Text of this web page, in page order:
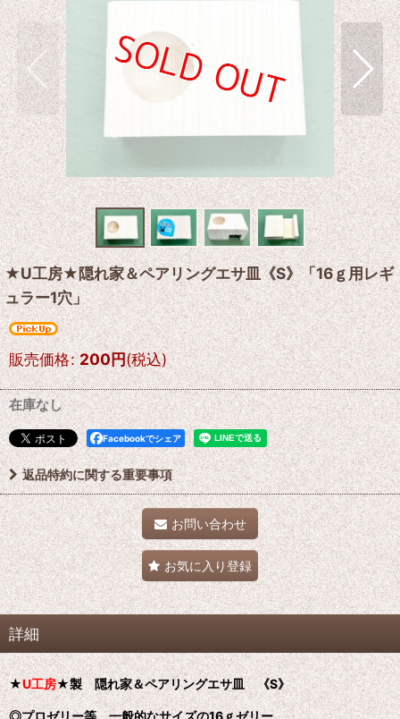
★U工房★隠れ家＆ペアリングエサ皿《S》「16ｇ用レギ
ュラー1穴」
販売価格: 200円(税込)
在庫なし
Facebookでシェア
返品特約に関する重要事項
お問い合わせ
お気に入り登録
詳細
★U工房★製 隠れ家＆ペアリングエサ皿 《S》
◎プロゼリー等、一般的なサイズの16ｇゼリー